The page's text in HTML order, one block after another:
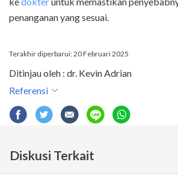
penanganan yang sesuai.
Terakhir diperbarui: 20 Februari 2025